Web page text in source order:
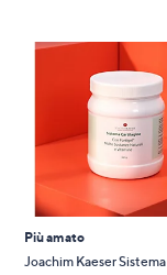
Più amato
Joachim Kaeser Sistema